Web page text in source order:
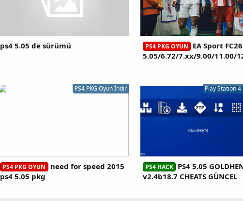
Hard diski PC'de kullanmanız için Yönet sekmesinden
ps4 5.05 de sürümü PS4 PKG OYUN
EA Sport
5.05/6.72/7.xx/9.00/11.00/
PS4 PKG Oyun İndir
PS4 PKG OYUN need for speed 2015
ps4 5.05 pkg
Play Station 4
PS4 HACK PS4 5.05
v2.4b18.7 CHEATS GÜNCEL